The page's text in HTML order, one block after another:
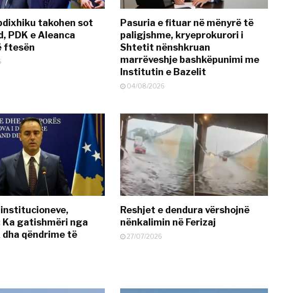
takohen sot
PDK e Aleanca
ftesën
Pasuria e fituar në mënyrë të
paligjshme, kryeprokurori i
Shtetit nënshkruan
marrëveshje bashkëpunimi me
Institutin e Bazelit
04/08/2026
institucioneve,
Ka gatishmëri nga
dha qëndrime të
Reshjet e dendura vërshojnë
nënkalimin në Ferizaj
27/07/2026